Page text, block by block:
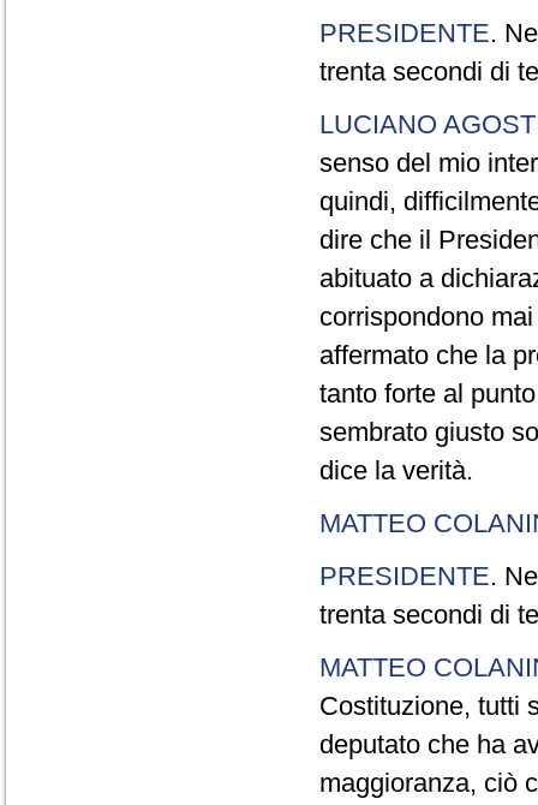
PRESIDENTE.
trenta secondi di
LUCIANO
senso del mio
quindi,
dire che il
abituato a
corrispondono
affermato che la
tanto forte al
sembrato giusto
dice la verità.
MATTEO
PRESIDENTE.
trenta secondi di
MATTEO
Costituzione, tutti
deputato che ha
maggioranza, ciò